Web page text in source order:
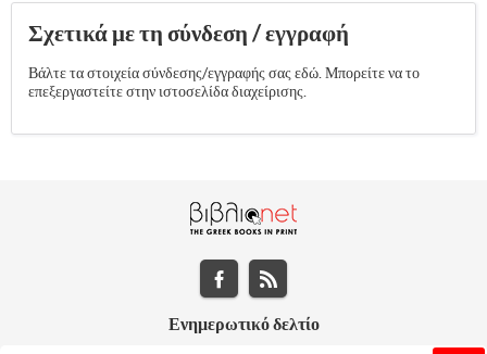
Σχετικά με τη σύνδεση / εγγραφή
Βάλτε τα στοιχεία σύνδεσης/εγγραφής σας εδώ. Μπορείτε να το
επεξεργαστείτε στην ιστοσελίδα διαχείρισης.
Ενημερωτικό δελτίο